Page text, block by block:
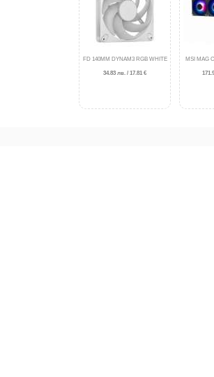
FD 140MM DYNAM3 RGB WHITE
34.83 лв. / 17.81 €
MSI MAG